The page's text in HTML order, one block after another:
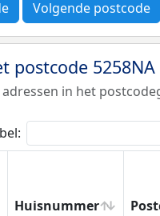
Volgende postcode
postcode 5258NA
adressen in het
Huisnummer